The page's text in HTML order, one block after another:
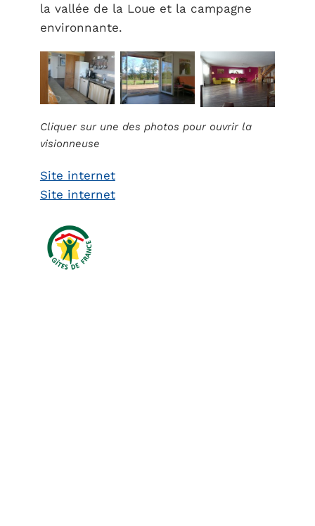
la vallée de la Loue et la campagne
environnante.
Cliquer sur une des photos pour ouvrir la
visionneuse
Site internet
Site internet